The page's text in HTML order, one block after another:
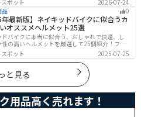
変更など必要な手続きも紹介します。
ポット
2026-07-24
品
0
年最新版】ネイキッドバイクに似合うカ
オススメヘルメット25選
ドバイクに本当に似合う、おしゃれで快適、し
性の高いヘルメットを厳選して25個紹介！フル
・ジェット・システムなどタイプ別に特徴や選
解説。街乗りやツーリング、初心者からベテ
足できるモデルを集めました。
ポット 2025-07-25
と見る
用品高く売れます！